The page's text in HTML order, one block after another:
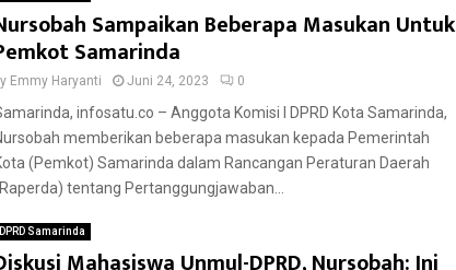
Sampaikan Beberapa Masukan Untuk
Samarinda
Emmy Haryanti Juni 24, 2023 0
infosatu.co – Anggota Komisi I DPRD Kota Samarinda,
memberikan beberapa masukan kepada Pemerintah
(Pemkot) Samarinda dalam Rancangan Peraturan Daerah
tentang Pertanggungjawaban...
DPRD Samarinda